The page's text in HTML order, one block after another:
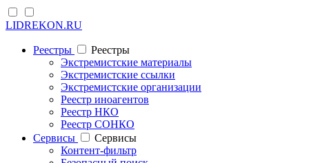
LIDREKON.RU
Реестры
Реестры
Экстремистские материалы
Экстремистские ссылки
Экстремистские организации
Реестр иноагентов
Реестр НКО
Реестр СОНКО
Cервисы
Cервисы
Контент-фильтр